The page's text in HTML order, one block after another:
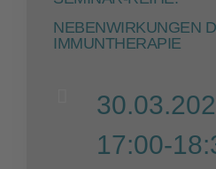
NEBENWIRKUNGEN
IMMUNTHERAPIE
17:00-